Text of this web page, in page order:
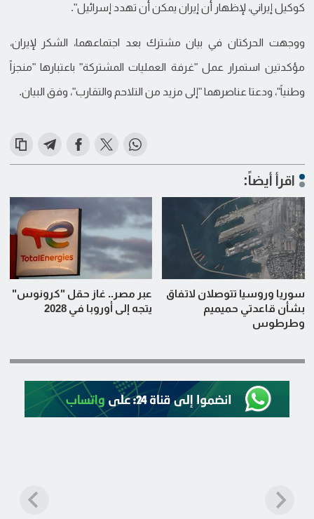
كوكيل إيراني، لإظهار أن إيران يمكن أن تهدد إسرائيل".
ووجهت الحركتان في بيان مشترك بعد اجتماعهما، الشكر لإيران،
مؤكدتين استمرار عمل "غرفة العمليات المشتركة" باعتبارها "منجزاً
وطنياً"، ودعتا عناصرهما "إلى مزيد من التلاحم والتقارب"، وفق البيان.
اقرأ أيضاً:
سوريا وروسيا تتوصلان لاتفاق
بشأن قاعدتي حميميم
وطرطوس
عبر مصر.. غاز حقل "كرونوس"
يتجه إلى أوروبا في 2028